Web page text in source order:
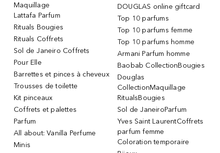
Maquillage
Lattafa Parfum
Rituals Bougies
Rituals Coffrets
Sol de Janeiro Coffrets
Pour Elle
Barrettes et pinces à cheveux
Trousses de toilette
Kit pinceaux
Coffrets et palettes
Parfum
All about: Vanilla Perfume
Minis
DOUGLAS online giftcard
Top 10 parfums
Top 10 parfums femme
Top 10 parfums homme
Armani Parfum homme
Baobab CollectionBougies
Douglas
CollectionMaquillage
RitualsBougies
Sol de JaneiroParfum
Yves Saint LaurentCoffrets
parfum femme
Coloration temporaire